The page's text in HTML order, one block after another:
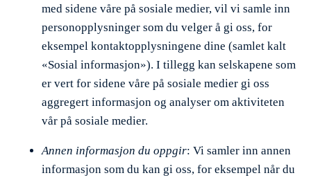
med sidene våre på sosiale medier, vil vi samle inn
personopplysninger som du velger å gi oss, for
eksempel kontaktopplysningene dine (samlet kalt
«Sosial informasjon»). I tillegg kan selskapene som
er vert for sidene våre på sosiale medier gi oss
aggregert informasjon og analyser om aktiviteten
vår på sosiale medier.
Annen informasjon du oppgir: Vi samler inn annen
informasjon som du kan gi oss, for eksempel når du